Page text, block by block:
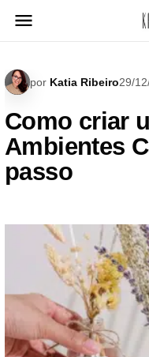
para
por Katia Ribeiro29/
Como criar
Ambientes
passo